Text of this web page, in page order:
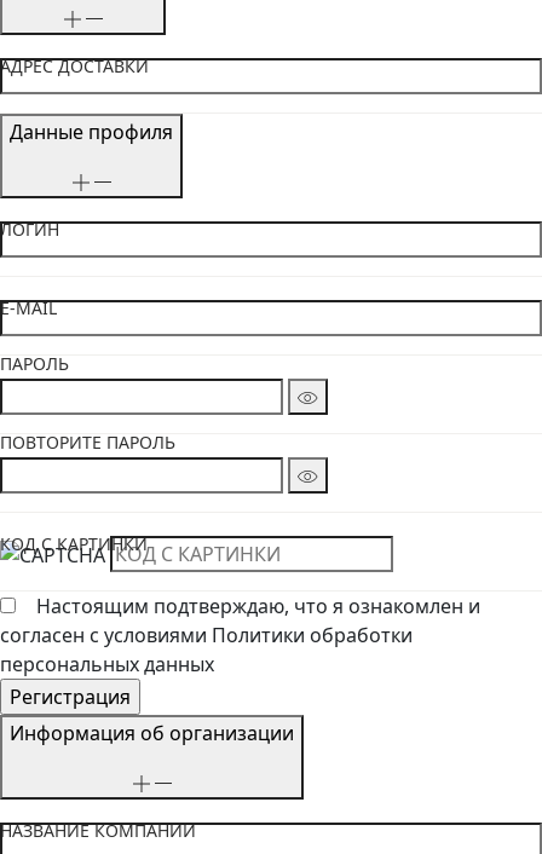
АДРЕС ДОСТАВКИ
Данные профиля
ЛОГИН
E-MAIL
ПАРОЛЬ
ПОВТОРИТЕ ПАРОЛЬ
КОД С КАРТИНКИ
Настоящим подтверждаю, что я ознакомлен и
согласен с условиями Политики обработки
персональных данных
Информация об организации
НАЗВАНИЕ КОМПАНИИ